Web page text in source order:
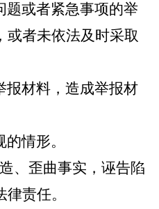
或者紧急事项的举
或者未依法及时采取
材料，造成举报材
情形。
、歪曲事实，诬告陷
责任。